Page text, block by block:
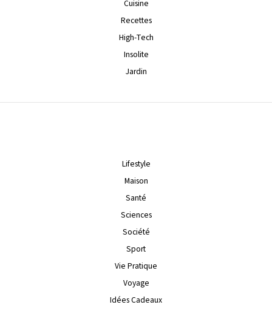
Cuisine
Recettes
High-Tech
Insolite
Jardin
Lifestyle
Maison
Santé
Sciences
Société
Sport
Vie Pratique
Voyage
Idées Cadeaux